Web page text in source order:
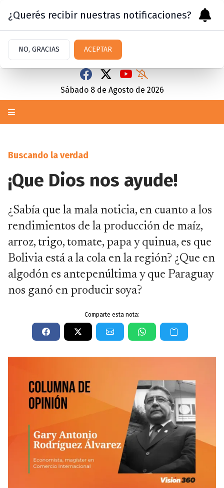
Sábado 8 de Agosto de 2026
Buscando la verdad
¡Que Dios nos ayude!
¿Sabía que la mala noticia, en cuanto a los
rendimientos de la producción de maíz,
arroz, trigo, tomate, papa y quinua, es que
Bolivia está a la cola en la región? ¿Que en
algodón es antepenúltima y que Paraguay
nos ganó en producir soya?
Comparte esta nota:
¿Querés recibir nuestras notificaciones?
NO, GRACIAS ACEPTAR